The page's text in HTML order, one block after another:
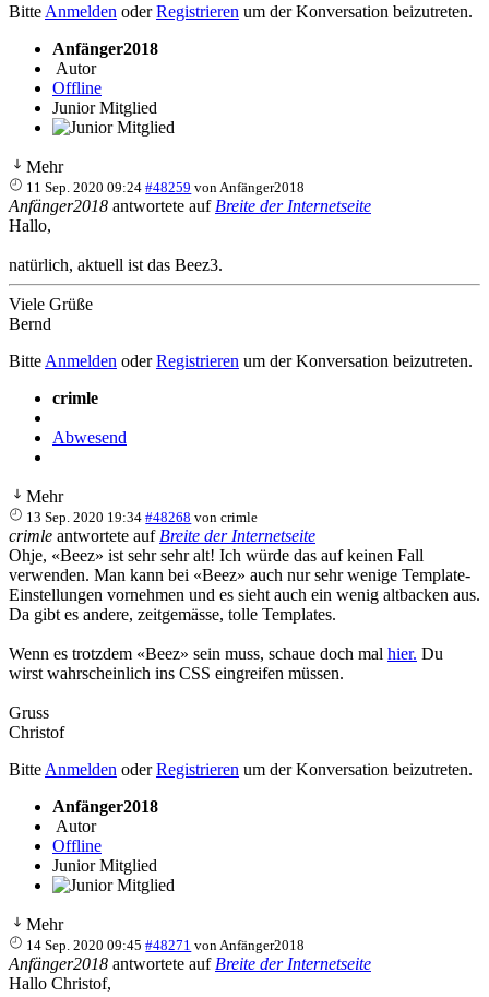
Bitte Anmelden oderRegistrieren um der Konversation beizutreten.
Anfänger2018
Autor
Offline
Junior Mitglied
Mehr
11 Sep. 2020 09:24 #48259 von Anfänger2018
Anfänger2018 antwortete auf Breite der Internetseite
Hallo,
natürlich, aktuell ist das Beez3.
Viele Grüße
Bernd
Bitte Anmelden oderRegistrieren um der Konversation beizutreten.
crimle
Abwesend
Mehr
13 Sep. 2020 19:34 #48268 voncrimle
crimle antwortete auf Breite der Internetseite
Ohje, «Beez» ist sehr sehr alt! Ich würde das auf keinen Fall
verwenden. Man kann bei «Beez» auch nur sehr wenige Template-
Einstellungen vornehmen und es sieht auch ein wenig altbacken aus.
Da gibt es andere, zeitgemässe, tolle Templates.
Wenn es trotzdem «Beez» sein muss, schaue doch mal hier. Du
wirst wahrscheinlich ins CSS eingreifen müssen.
Gruss
Christof
Bitte Anmelden oderRegistrieren um der Konversation beizutreten.
Anfänger2018
Autor
Offline
Junior Mitglied
Mehr
14 Sep. 2020 09:45 #48271 von Anfänger2018
Anfänger2018 antwortete auf Breite der Internetseite
Hallo Christof,